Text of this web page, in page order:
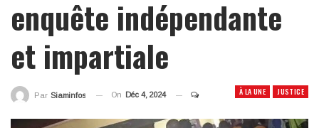
enquête indépendante
et impartiale
À LA UNE JUSTICE
Par Siaminfos On Déc 4, 2024